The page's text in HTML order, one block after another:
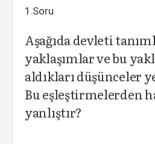
1.Soru
Aşağıda devleti
yaklaşımlar ve bu
aldıkları düşünceler
Bu eşleştirmelerden
yanlıştır?